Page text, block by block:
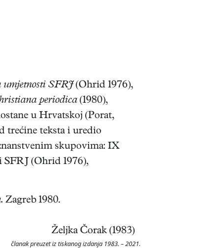
umjetnosti SFRJ(Ohrid 1976),
periodica (1980),
u Hrvatskoj (Porat,
trećine teksta i uredio
skupovima: IX
SFRJ (Ohrid 1976),
Zagreb 1980.
Željka Čorak (1983)
članak preuzet iz tiskanog izdanja 1983. – 2021.